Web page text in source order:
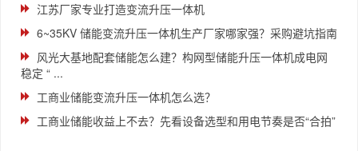
江苏厂家专业打造变流升压一体机
6~35KV 储能变流升压一体机生产厂家哪家强？采购避坑指南
风光大基地配套储能怎么建？构网型储能升压一体机成电网
稳定 “ ...
工商业储能变流升压一体机怎么选？
工商业储能收益上不去？先看设备选型和用电节奏是否“合拍”